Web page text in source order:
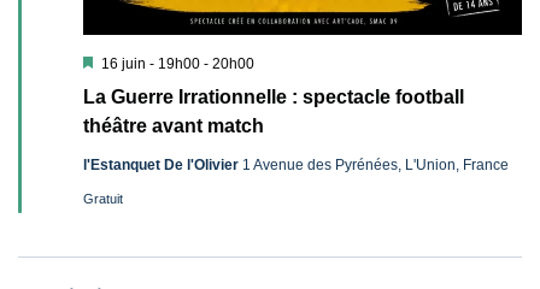
La Guerre Irrationnelle : spectacle football
théâtre avant match
Mis
avant
16 juin - 19h00- 20h00
l'Estanquet De l'Olivier 1 Avenue des Pyrénées, L'Union, France
Gratuit